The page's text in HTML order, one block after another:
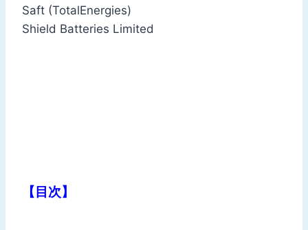
Saft (TotalEnergies)
Shield Batteries Limited
【目次】